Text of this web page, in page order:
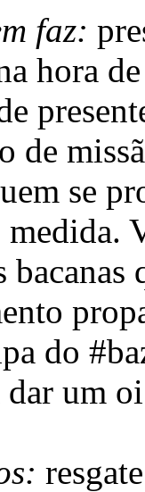
faz:
hora
de
se
medida.
do
um